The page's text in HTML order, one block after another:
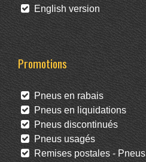
English version
Promotions
Pneus en rabais
Pneus en liquidations
Pneus discontinués
Pneus usagés
Remises postales - Pneus